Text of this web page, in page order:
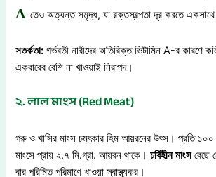
A-তেও অত্যন্ত সমৃদ্ধ, যা রক্তস্বল্পতা দূর করতে
সতর্কতা: গর্ভবতী নারীদের অতিরিক্ত ভিটামিন A-র কারণে
একবারের বেশি না খাওয়াই নিরাপদ।
২. লাল মাংস (Red Meat)
গরু ও খাসির মাংস চমৎকার হিম আয়রনের উৎস। প্রতি ১০০
মাংসে প্রায় ২.৭ মি.গ্রা. আয়রন থাকে।চর্বিহীন মাংসবেছে
বার পরিমিত পরিমাণে খাওয়া স্বাস্থ্যকর।